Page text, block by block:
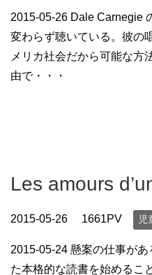
2015-05-26 Dale Carnegie
変わらず聴いている。彼の
メリカ社会だから可能な方
由で・・・
Les amours
2015-05-26 1661PV 児
2015-05-24 懸案の仕事が
た本格的な読書を始めるこ